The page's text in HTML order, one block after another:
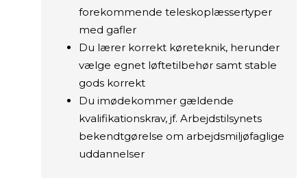
forekommende teleskoplæssertyper
med gafler
Du lærer korrekt køreteknik, herunder
vælge egnet løftetilbehør samt stable
gods korrekt
Du imødekommer gældende
kvalifikationskrav, jf. Arbejdstilsynets
bekendtgørelse om arbejdsmiljøfaglige
uddannelser